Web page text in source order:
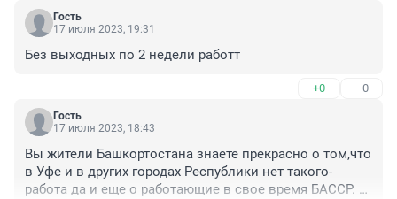
Гость
17 июля 2023, 19:31
Без выходных по 2 недели работт
+0 –0
Гость
17 июля 2023, 18:43
Вы жители Башкортостана знаете прекрасно о том,что
в Уфе и в других городах Республики нет такого-
работа да и еще о работающие в свое время БАССР.